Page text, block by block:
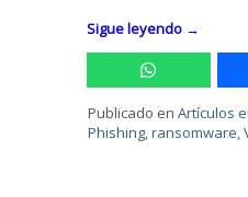
Sigue leyendo →
Publicado en Artículos
Phishing,ransomware,